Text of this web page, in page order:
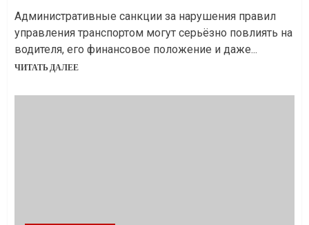
Административные санкции за нарушения правил
управления транспортом могут серьёзно повлиять на
водителя, его финансовое положение и даже...
ЧИТАТЬ ДАЛЕЕ